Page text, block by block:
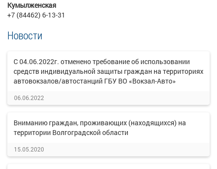
Кумылженская
+7 (84462) 6-13-31
Новости
С 04.06.2022г. отменено требование об использовании
средств индивидуальной защиты граждан на территориях
автовокзалов/автостанций ГБУ ВО «Вокзал-Авто»
06.06.2022
Вниманию граждан, проживающих (находящихся) на
территории Волгоградской области
15.05.2020